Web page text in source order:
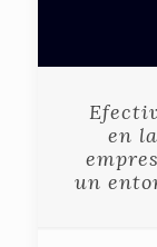
en
un